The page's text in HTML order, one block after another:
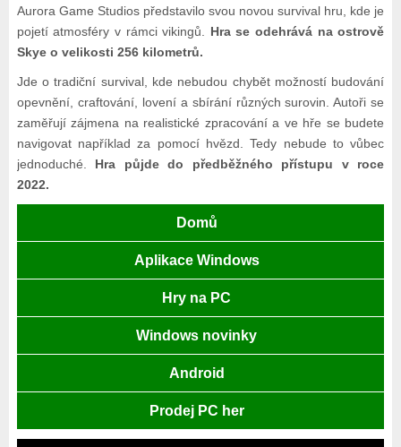
Aurora Game Studios představilo svou novou survival hru, kde je
pojetí atmosféry v rámci vikingů. Hra se odehrává na ostrově
Skye o velikosti 256 kilometrů.
Jde o tradiční survival, kde nebudou chybět možností budování
opevnění, craftování, lovení a sbírání různých surovin. Autoři se
zaměřují zájmena na realistické zpracování a ve hře se budete
navigovat například za pomocí hvězd. Tedy nebude to vůbec
jednoduché. Hra půjde do předběžného přístupu v roce
2022.
Domů
Aplikace Windows
Hry na PC
Windows novinky
Android
Prodej PC her